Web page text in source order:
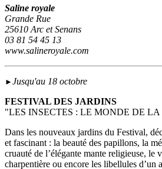
Saline royale
Grande Rue
25610 Arc et Senans
03 81 54 45 13
www.salineroyale.com
► Jusqu'au 18 octobre
FESTIVAL DES JARDINS
"LES INSECTES : LE MONDE DE
Dans les nouveaux jardins du Festival,
et fascinant : la beauté des papillons, la
cruauté de l’élégante mante religieuse, le
charpentière ou encore les libellules d’un